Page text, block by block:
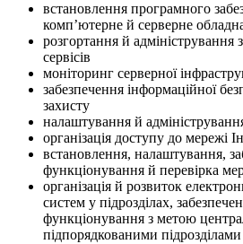
встановлення програмного
комп’ютерне й серверне
розгортання й адміністрування
сервісів
моніторинг серверної
забезпечення інформаційної
захисту
налаштування й
організація доступу до мережі
встановлення, налаштування,
функціонування й перевірка
організація й розвиток
систем у підрозділах,
функціонування з метою
підпорядкованими підрозділами